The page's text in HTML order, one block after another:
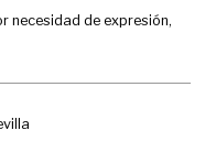
necesidad de expresión,